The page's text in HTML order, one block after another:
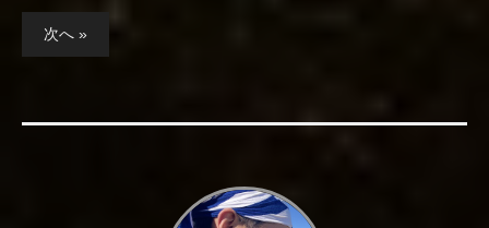
稿
ペ
次へ »